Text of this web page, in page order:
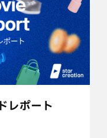
レポート